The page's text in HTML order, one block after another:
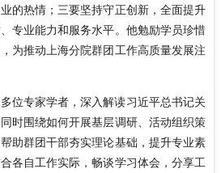
的热情；三要坚持守正创新，全面提升
专业能力和服务水平。他勉励学员珍惜
为推动上海分院群团工作高质量发展注
位专家学者，深入解读习近平总书记关
时围绕如何开展基层调研、活动组织策
助群团干部夯实理论基础，提升专业素
各自工作实际，畅谈学习体会，分享工